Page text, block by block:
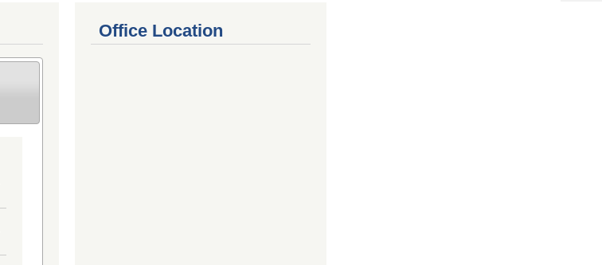
Office Location